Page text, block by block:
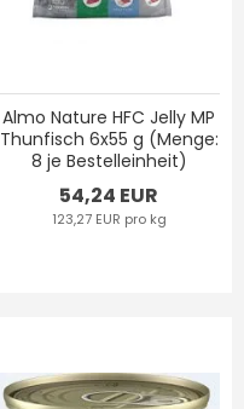
Almo Nature HFC Jelly MP
Thunfisch 6x55 g (Menge:
8 je Bestelleinheit)
54,24 EUR
123,27 EUR pro kg